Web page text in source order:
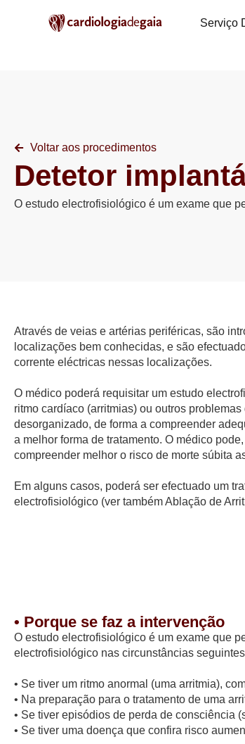
Serviço
Voltar aos procedimentos
Detetor
O estudo electrofisiológico é um exame que
Através de veias e artérias periféricas, são
localizações bem conhecidas, e são
corrente eléctricas nessas localizações.
O médico poderá requisitar um estudo
ritmo cardíaco (arritmias) ou outros
desorganizado, de forma a compreender
a melhor forma de tratamento. O médico
compreender melhor o risco de morte súbita
Em alguns casos, poderá ser efectuado um
electrofisiológico (ver também Ablação de
• Porque se faz a intervenção
O estudo electrofisiológico é um exame que
electrofisiológico nas circunstâncias
• Se tiver um ritmo anormal (uma arritmia),
• Na preparação para o tratamento de uma
• Se tiver episódios de perda de consciência
• Se tiver uma doença que confira risco